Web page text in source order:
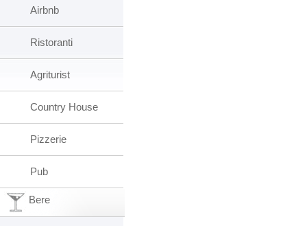
Airbnb
Ristoranti
Agriturist
Country House
Pizzerie
Pub
Bere